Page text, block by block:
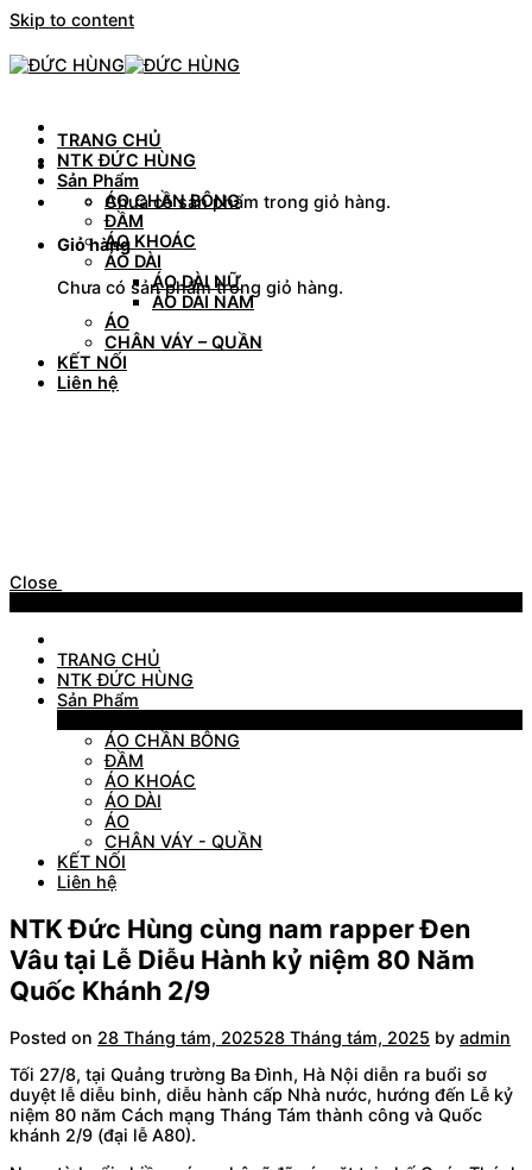
Skip to content
Chưa có sản phẩm trong giỏ hàng.
Giỏ hàng
Chưa có sản phẩm trong giỏ hàng.
TRANG CHỦ
NTK ĐỨC HÙNG
Sản Phẩm
ÁO CHẦN BÔNG
ĐẦM
ÁO KHOÁC
ÁO DÀI
ÁO DÀI NỮ
ÁO DÀI NAM
ÁO
CHÂN VÁY – QUẦN
KẾT NỐI
Liên hệ
Close
TRANG CHỦ
NTK ĐỨC HÙNG
Sản Phẩm
ÁO CHẦN BÔNG
ĐẦM
ÁO KHOÁC
ÁO DÀI
ÁO
CHÂN VÁY - QUẦN
KẾT NỐI
Liên hệ
NTK Đức Hùng cùng nam rapper Đen
Vâu tại Lễ Diễu Hành kỷ niệm 80 Năm
Quốc Khánh 2/9
Posted on 28 Tháng tám, 202528 Tháng tám, 2025 by admin
Tối 27/8, tại Quảng trường Ba Đình, Hà Nội diễn ra buổi sơ
duyệt lễ diễu binh, diễu hành cấp Nhà nước, hướng đến Lễ kỷ
niệm 80 năm Cách mạng Tháng Tám thành công và Quốc
khánh 2/9 (đại lễ A80).